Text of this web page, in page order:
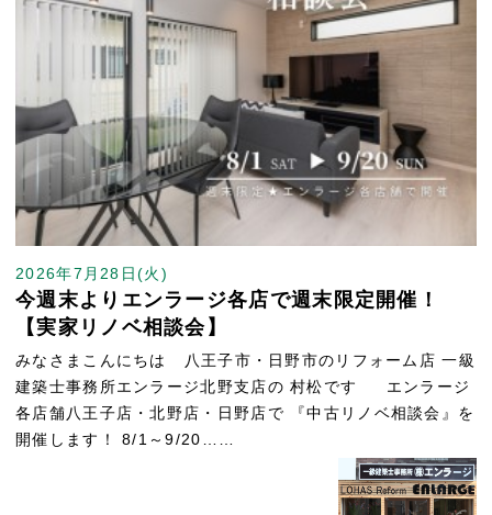
2026年7月28日(火)
今週末よりエンラージ各店で週末限定開催！
【実家リノベ相談会】
みなさまこんにちは 八王子市・日野市のリフォーム店 一級
建築士事務所エンラージ北野支店の 村松です エンラージ
各店舗八王子店・北野店・日野店で 『中古リノベ相談会』を
開催します！ 8/1～9/20……